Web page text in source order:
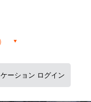
ーション ログイン